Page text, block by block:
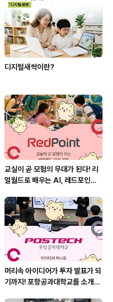
지금의 나는
, 그 꿈을 이룰
디지털새싹이란?
교실이 곧 모험의 무대가 된다! 리
얼월드로 배우는 AI, 레드포인트
머리속 아이디어가 투자 발표가 되
기까지! 포항공과대학교를 소개합